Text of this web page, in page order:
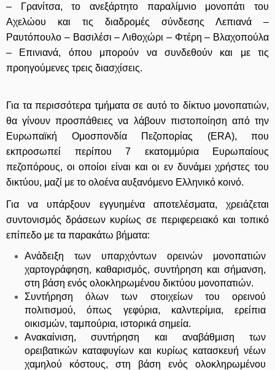
– Γρανίτσα, το ανεξάρτητο παραλίμνιο μονοπάτι του
Αχελώου και τις διαδρομές σύνδεσης Λεπιανά –
Ραυτόπουλο – Βασιλέσι – Λιθοχώρι – Φτέρη – Βλαχοπούλα
– Επινιανά, όπου μπορούν να συνδεθούν και με τις
προηγούμενες τρεις διασχίσεις.
Για τα περισσότερα τμήματα σε αυτό το δίκτυο μονοπατιών,
θα γίνουν προσπάθειες να λάβουν πιστοποίηση από την
Ευρωπαϊκή Ομοσπονδία Πεζοπορίας (ΕRA), που
εκπροσωπεί περίπου 7 εκατομμύρια Ευρωπαίους
πεζοπόρους, οι οποίοι είναι και οι εν δυνάμει χρήστες του
δικτύου, μαζί με το ολοένα αυξανόμενο Ελληνικό κοινό.
Για να υπάρξουν εγγυημένα αποτελέσματα, χρειάζεται
συντονισμός δράσεων κυρίως σε περιφερειακό και τοπικό
επίπεδο με τα παρακάτω βήματα:
Ανάδειξη των υπαρχόντων ορεινών μονοπατιών
χαρτογράφηση, καθαρισμός, συντήρηση και σήμανση,
στη βάση ενός ολοκληρωμένου δικτύου μονοπατιών.
Συντήρηση όλων των στοιχείων του ορεινού
πολιτισμού, όπως γεφύρια, καλντερίμια, ερείπια
οικισμών, ταμπούρια, ιστορικά σημεία.
Ανακαίνιση, συντήρηση και αναβάθμιση των
ορειβατικών καταφυγίων και κυρίως κατασκευή νέων
χαμηλού κόστους, στη βάση ενός ολοκληρωμένου